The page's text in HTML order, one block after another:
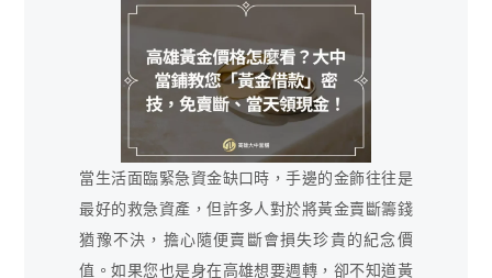
當生活面臨緊急資金缺口時，手邊的金飾往往是
最好的救急資產，但許多人對於將黃金賣斷籌錢
猶豫不決，擔心隨便賣斷會損失珍貴的紀念價
值。如果您也是身在高雄想要週轉，卻不知道黃